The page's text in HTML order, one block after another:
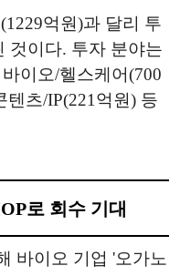
억원)과 달리 투
것이다. 투자 분야는
이오/헬스케어(700
츠/IP(221억원) 등
로 회수 기대
바이오 기업 '오가노